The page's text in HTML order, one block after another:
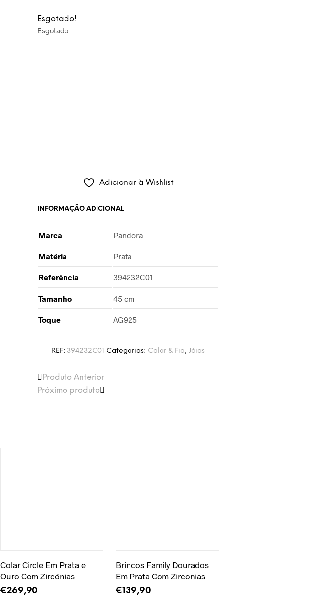
Esgotado!
Esgotado
Adicionar à Wishlist
INFORMAÇÃO ADICIONAL
Marca Pandora
Matéria Prata
Referência 394232C01
Tamanho 45 cm
Toque AG925
REF: 394232C01 Categorias: Colar & Fio,Jóias
Produto Anterior
Próximo produto
Colar Circle Em Prata e
Ouro Com Zircónias
€269,90
Brincos Family Dourados
Em Prata Com Zirconias
€139,90